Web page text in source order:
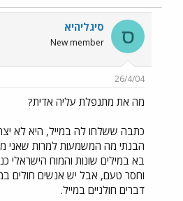
ס סיגליהיא
New member
26/4/04
מה את מתנפלת עליה אדית?
כתבה ששלחו לה במייל, היא לא
הבנתי מה המשמעות למרות שאני
בא במילים שונות והמוח הישראלי
וחסר טעם, אבל יש אנשים חולים
דברים חולניים במייל.